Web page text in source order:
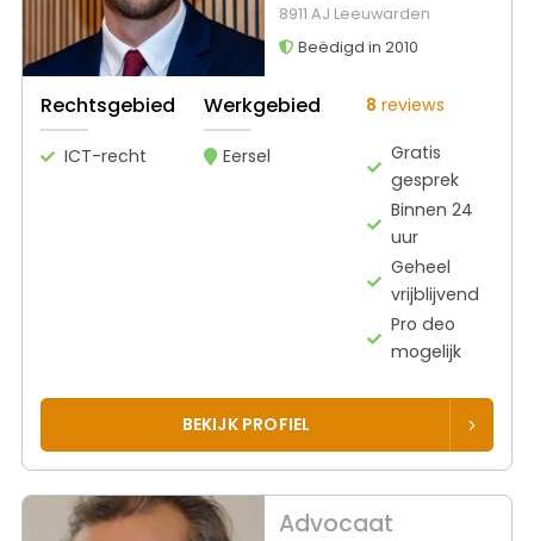
8911 AJ Leeuwarden
Beëdigd in 2010
Rechtsgebied
ICT-recht
Werkgebied
Eersel
8 reviews
Gratis
gesprek
Binnen 24
uur
Geheel
vrijblijvend
Pro deo
mogelijk
BEKIJK PROFIEL
Advocaat